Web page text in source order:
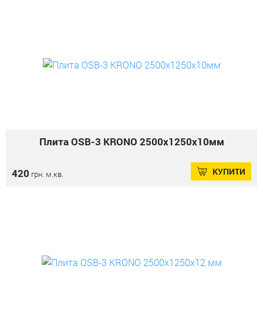
Плита OSB-3 KRONO 2500х1250х10мм
420 грн. м.кв. КУПИТИ